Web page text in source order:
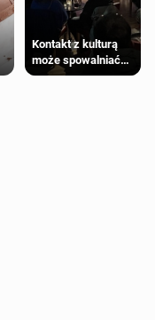
Kontakt z kulturą
może spowalniać
starzenie